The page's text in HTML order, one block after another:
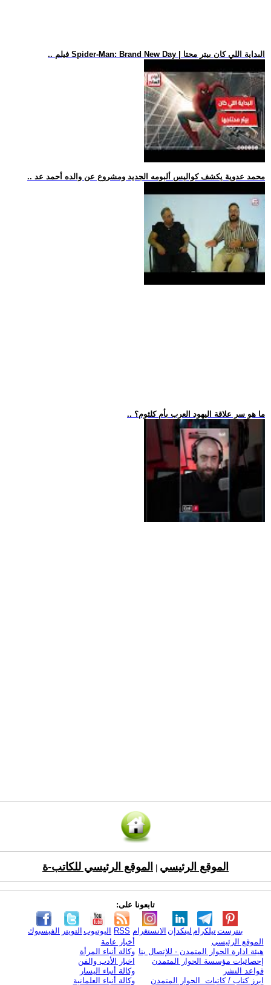
.. فيلم Spider-Man: Brand New Day | البداية اللي كان بيتر محتا
.. محمد عدوية يكشف كواليس ألبومه الجديد ومشروع عن والده أحمد عد
.. ما هو سر علاقة اليهود العرب بأم كلثوم؟
الموقع الرئيسي الموقع الرئيسي للكاتب-ة
تابعونا على:
الفيسبوك التويتر اليوتيوب RSS الانستغرام لينكدإن تيلكرامبنترست
الموقع الرئيسي
هيئة ادارة الحوار المتمدن - للإتصال بنا
إحصائيات مؤسسة الحوار المتمدن
قواعد النشر
ابرز كتاب / كاتبات الحوار المتمدن
أخبار عامة
وكالة أنباء المرأة
اخبار الأدب والفن
وكالة أنباء اليسار
وكالة أنباء العلمانية